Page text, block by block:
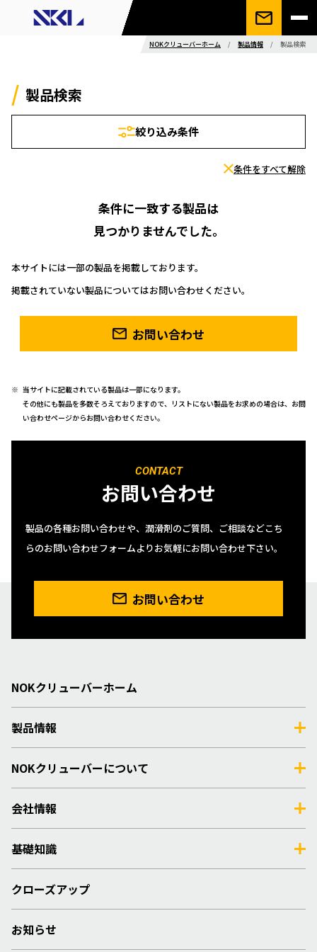
NOKクリューバーホーム / 製品情報 / 製品検索
製品検索
絞り込み条件
条件をすべて解除
条件に一致する製品は
見つかりませんでした。
本サイトには一部の製品を掲載しております。
掲載されていない製品についてはお問い合わせください。
お問い合わせ
当サイトに記載されている製品は一部になります。
その他にも製品を多数そろえておりますので、リストにない製品をお求めの場合は、お問
い合わせページからお問い合わせください。
CONTACT
お問い合わせ
製品の各種お問い合わせや、潤滑剤のご質問、ご相談などこち
らのお問い合わせフォームよりお気軽にお問い合わせ下さい。
お問い合わせ
NOKクリューバーホーム
製品情報
NOKクリューバーについて
会社情報
基礎知識
クローズアップ
お知らせ